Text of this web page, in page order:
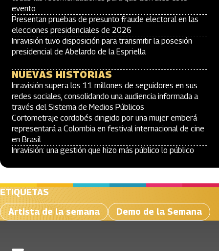
evento
Presentan pruebas de presunto fraude electoral en las
elecciones presidenciales de 2026
Inravisión tuvo disposición para transmitir la posesión
presidencial de Abelardo de la Espriella
NUEVAS HISTORIAS
Inravisión supera los 11 millones de seguidores en sus
redes sociales, consolidando una audiencia informada a
través del Sistema de Medios Públicos
Cortometraje cordobés dirigido por una mujer emberá
representará a Colombia en festival internacional de cine
en Brasil
Inravisión: una gestión que hizo más público lo público
ETIQUETAS
Artista de la semana
Demo de la Semana